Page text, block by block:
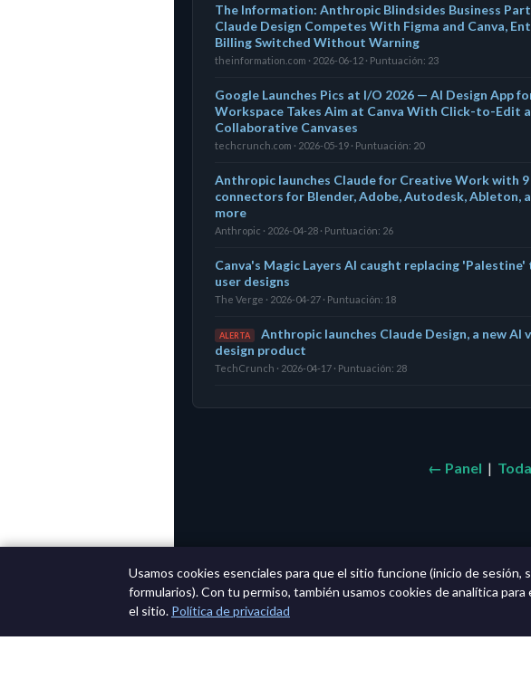
The Information: Anthropic Blindsides Business
Claude Design Competes With Figma and Canva,
Billing Switched Without Warning
theinformation.com · 2026-06-12 · Puntuación: 23
Google Launches Pics at I/O 2026 — AI Design App
Workspace Takes Aim at Canva With Click-to-Edit
Collaborative Canvases
techcrunch.com · 2026-05-19 · Puntuación: 20
Anthropic launches Claude for Creative Work with 9
connectors for Blender, Adobe, Autodesk, Ableton,
more
Anthropic · 2026-04-28 · Puntuación: 26
Canva's Magic Layers AI caught replacing
user designs
The Verge · 2026-04-27 · Puntuación: 18
ALERTA
Anthropic launches Claude Design, a new AI
design product
TechCrunch · 2026-04-17 · Puntuación: 28
← Panel |
Usamos cookies esenciales para que el sitio funcione (inicio de sesión,
formularios). Con tu permiso, también usamos cookies de analítica
el sitio. Política de privacidad